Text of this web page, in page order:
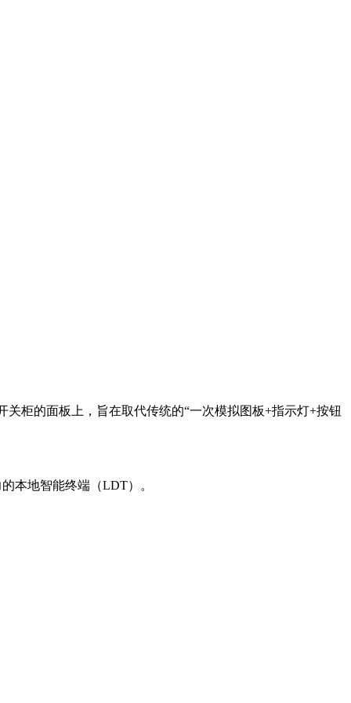
柜的面板上，旨在取代传统的“一次模拟图板+指示灯+按钮
本地智能终端（LDT）。